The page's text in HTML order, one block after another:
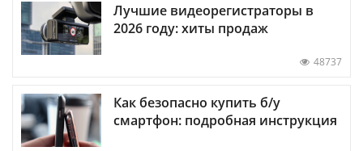
Лучшие видеорегистраторы в
2026 году: хиты продаж
48737
Как безопасно купить б/у
смартфон: подробная инструкция